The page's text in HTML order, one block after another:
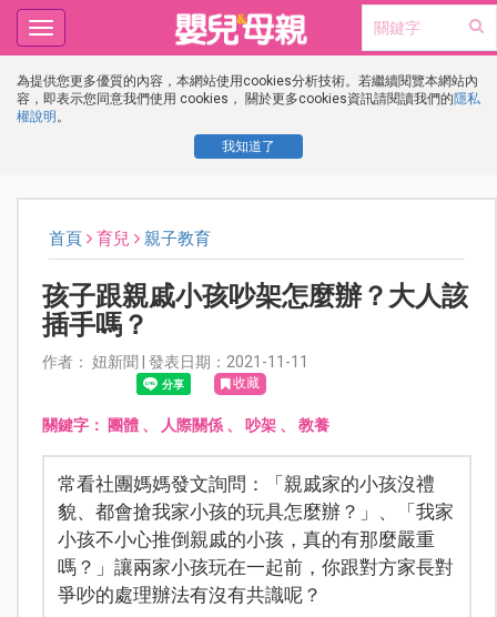
為提供您更多優質的內容，本網站使用cookies分析技術。若繼續閱覽本網站內
容，即表示您同意我們使用 cookies， 關於更多cookies資訊請閱讀我們的隱私
權說明 。
我知道了
Toggle
navigation
首頁 育兒 親子教育
孩子跟親戚小孩吵架怎麼辦？大人該
插手嗎？
作者： 妞新聞 | 發表日期：2021-11-11
收藏
關鍵字： 團體、 人際關係、 吵架、 教養
常看社團媽媽發文詢問：「親戚家的小孩沒禮
貌、都會搶我家小孩的玩具怎麼辦？」、「我家
小孩不小心推倒親戚的小孩，真的有那麼嚴重
嗎？」讓兩家小孩玩在一起前，你跟對方家長對
爭吵的處理辦法有沒有共識呢？